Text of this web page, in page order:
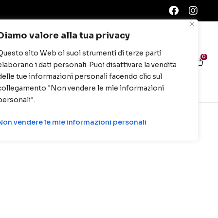
valore alla tua privacy
sito Web oi suoi strumenti di terze parti
i dati personali. Puoi disattivare la vendita
tue informazioni personali facendo clic sul
"Non vendere le mie informazioni
vendere le mie informazioni personali
0